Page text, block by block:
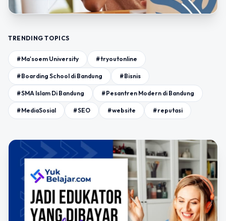
TRENDING TOPICS
#Ma'soem University #tryoutonline
#Boarding School di Bandung #Bisnis
#SMA Islam Di Bandung #Pesantren Modern di Bandung
#MediaSosial #SEO #website #reputasi